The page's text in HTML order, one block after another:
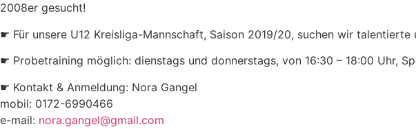
2008er gesucht!
☛ Für unsere U12 Kreisliga-Mannschaft, Saison 2019/20, suchen wir
☛ Probetraining möglich: dienstags und donnerstags, von 16:30 – 18:00 Uhr,
☛ Kontakt & Anmeldung: Nora Gangel
mobil: 0172-6990466
e-mail: nora.gangel@gmail.com